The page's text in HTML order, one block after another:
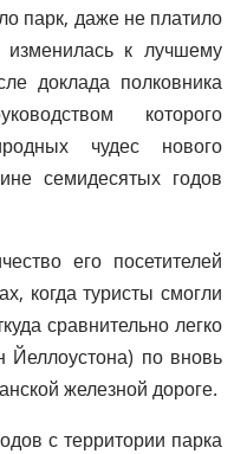
парк, даже не платило
изменилась к лучшему
доклада полковника
которого
чудес нового
семидесятых годов
его посетителей
когда туристы смогли
сравнительно легко
по вновь
железной дороге.
с территории парка